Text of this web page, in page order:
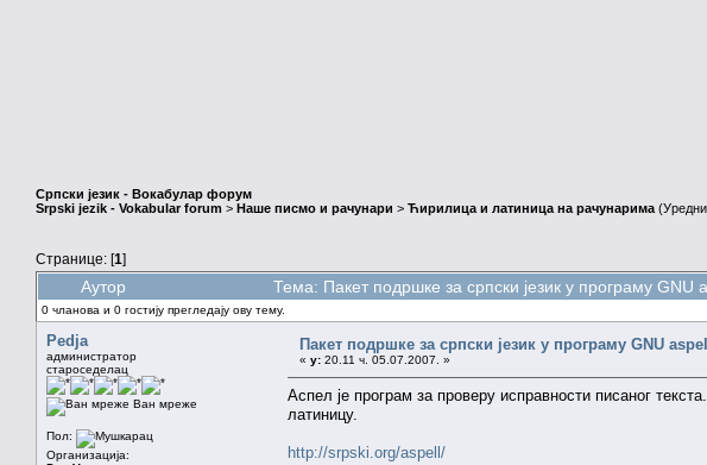
Српски језик - Вокабулар форум
Srpski jezik - Vokabular forum > Наше писмо и рачунари > Ћирилица и латиница на рачунарима
Странице: [1]
Аутор Тема: Пакет подршке за српски језик у програму
0 чланова и 0 гостију прегледају ову тему.
Pedja
администратор
староседелац
Ван мреже
Пол:
Организација:
Пакет подршке за српски језик у програму GNU
« у: 20.11 ч. 05.07.2007. »
Аспел је програм за проверу исправности писаног
латиницу.
http://srpski.org/aspell/